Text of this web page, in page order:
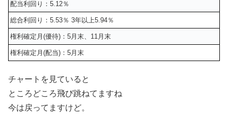
配当利回り：5.12％
総合利回り：5.53％ 3年以上5.94％
権利確定月(優待)：5月末、11月末
権利確定月(配当)：5月末
チャートを見ていると
ところどころ飛び跳ねてますね
今は戻ってますけど。